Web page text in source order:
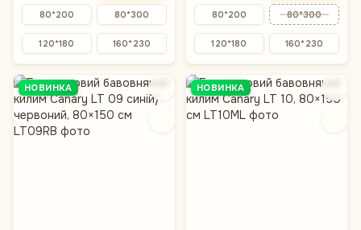
80*200 80*300
120*180 160*230
80*200 80*300
120*180 160*230
НОВИНКА НОВИНКА